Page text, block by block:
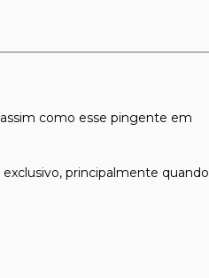
como esse pingente em
principalmente quando